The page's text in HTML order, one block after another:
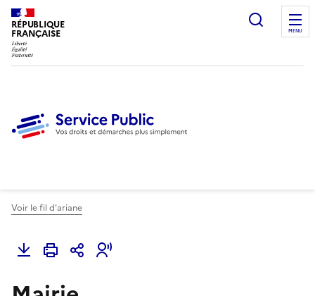
RÉPUBLIQUE
FRANÇAISE
Ouvrir
MENU
Voir le fil d'ariane